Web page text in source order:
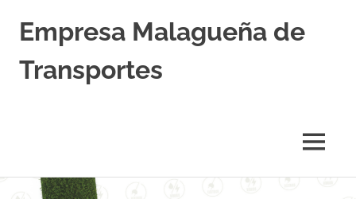
Empresa Malagueña de
Transportes
MENÚ